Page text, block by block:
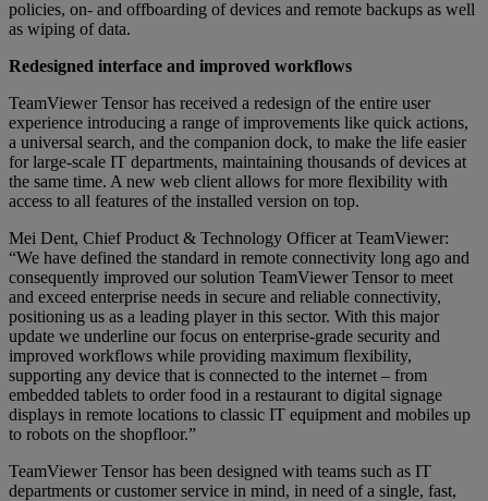
policies, on- and offboarding of devices and remote backups as well
as wiping of data.
Redesigned interface and improved workflows
TeamViewer Tensor has received a redesign of the entire user
experience introducing a range of improvements like quick actions,
a universal search, and the companion dock, to make the life easier
for large-scale IT departments, maintaining thousands of devices at
the same time. A new web client allows for more flexibility with
access to all features of the installed version on top.
Mei Dent, Chief Product & Technology Officer at TeamViewer:
“We have defined the standard in remote connectivity long ago and
consequently improved our solution TeamViewer Tensor to meet
and exceed enterprise needs in secure and reliable connectivity,
positioning us as a leading player in this sector. With this major
update we underline our focus on enterprise-grade security and
improved workflows while providing maximum flexibility,
supporting any device that is connected to the internet – from
embedded tablets to order food in a restaurant to digital signage
displays in remote locations to classic IT equipment and mobiles up
to robots on the shopfloor.”
TeamViewer Tensor has been designed with teams such as IT
departments or customer service in mind, in need of a single, fast,